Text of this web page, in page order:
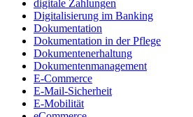
digitale Zahlungen
Digitalisierung im Banking
Dokumentation
Dokumentation in der Pflege
Dokumentenerhaltung
Dokumentenmanagement
E-Commerce
E-Mail-Sicherheit
E-Mobilität